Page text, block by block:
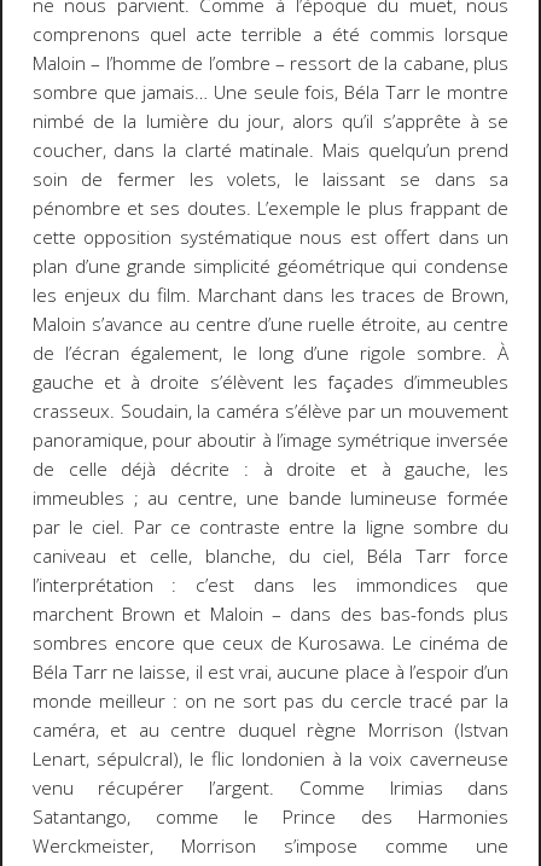
ne nous parvient. Comme à l’époque du muet, nous
comprenons quel acte terrible a été commis lorsque
Maloin – l’homme de l’ombre – ressort de la cabane, plus
sombre que jamais… Une seule fois, Béla Tarr le montre
nimbé de la lumière du jour, alors qu’il s’apprête à se
coucher, dans la clarté matinale. Mais quelqu’un prend
soin de fermer les volets, le laissant se dans sa
pénombre et ses doutes. L’exemple le plus frappant de
cette opposition systématique nous est offert dans un
plan d’une grande simplicité géométrique qui condense
les enjeux du film. Marchant dans les traces de Brown,
Maloin s’avance au centre d’une ruelle étroite, au centre
de l’écran également, le long d’une rigole sombre. À
gauche et à droite s’élèvent les façades d’immeubles
crasseux. Soudain, la caméra s’élève par un mouvement
panoramique, pour aboutir à l’image symétrique inversée
de celle déjà décrite : à droite et à gauche, les
immeubles ; au centre, une bande lumineuse formée
par le ciel. Par ce contraste entre la ligne sombre du
caniveau et celle, blanche, du ciel, Béla Tarr force
l’interprétation : c’est dans les immondices que
marchent Brown et Maloin – dans des bas-fonds plus
sombres encore que ceux de Kurosawa. Le cinéma de
Béla Tarr ne laisse, il est vrai, aucune place à l’espoir d’un
monde meilleur : on ne sort pas du cercle tracé par la
caméra, et au centre duquel règne Morrison (Istvan
Lenart, sépulcral), le flic londonien à la voix caverneuse
venu récupérer l’argent. Comme Irimias dans
Satantango, comme le Prince des Harmonies
Werckmeister, Morrison s’impose comme une